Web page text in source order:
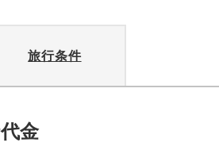
旅行条件
金